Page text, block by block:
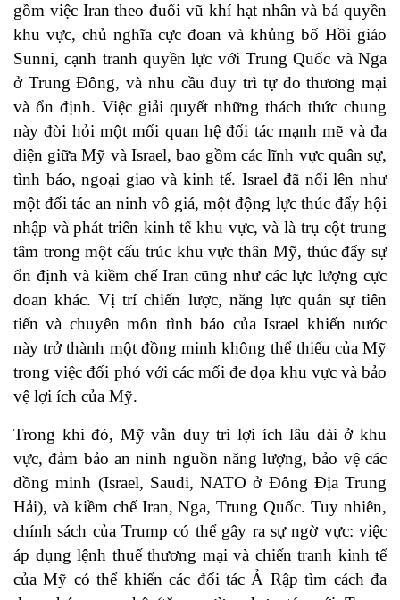
gồm việc Iran theo đuổi vũ khí hạt nhân và bá quyền
khu vực, chủ nghĩa cực đoan và khủng bố Hồi giáo
Sunni, cạnh tranh quyền lực với Trung Quốc và Nga
ở Trung Đông, và nhu cầu duy trì tự do thương mại
và ổn định. Việc giải quyết những thách thức chung
này đòi hỏi một mối quan hệ đối tác mạnh mẽ và đa
diện giữa Mỹ và Israel, bao gồm các lĩnh vực quân sự,
tình báo, ngoại giao và kinh tế. Israel đã nổi lên như
một đối tác an ninh vô giá, một động lực thúc đẩy hội
nhập và phát triển kinh tế khu vực, và là trụ cột trung
tâm trong một cấu trúc khu vực thân Mỹ, thúc đẩy sự
ổn định và kiềm chế Iran cũng như các lực lượng cực
đoan khác. Vị trí chiến lược, năng lực quân sự tiên
tiến và chuyên môn tình báo của Israel khiến nước
này trở thành một đồng minh không thể thiếu của Mỹ
trong việc đối phó với các mối đe dọa khu vực và bảo
vệ lợi ích của Mỹ.
Trong khi đó, Mỹ vẫn duy trì lợi ích lâu dài ở khu
vực, đảm bảo an ninh nguồn năng lượng, bảo vệ các
đồng minh (Israel, Saudi, NATO ở Đông Địa Trung
Hải), và kiềm chế Iran, Nga, Trung Quốc. Tuy nhiên,
chính sách của Trump có thể gây ra sự ngờ vực: việc
áp dụng lệnh thuế thương mại và chiến tranh kinh tế
của Mỹ có thể khiến các đối tác Ả Rập tìm cách đa